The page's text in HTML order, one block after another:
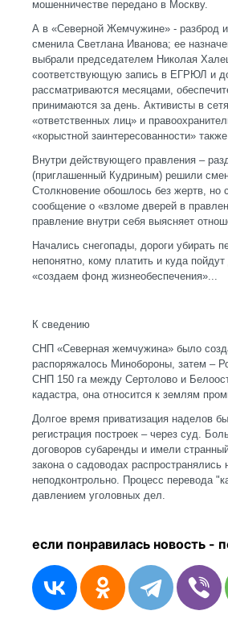
мошенничестве передано в Москву.
А в «Северной Жемчужине» - разброд
сменила Светлана Иванова; ее
выбрали председателем Николая
соответствующую запись в ЕГРЮЛ и
рассматриваются месяцами,
принимаются за день. Активисты в
«ответственных лиц» и
«корыстной заинтересованности»
Внутри действующего правления –
(приглашенный Кудриным) решили
Столкновение обошлось без жертв,
сообщение о «взломе дверей в
правление внутри себя выясняет
Начались снегопады, дороги убирать
непонятно, кому платить и куда
«создаем фонд жизнеобеспечения»...
К сведению
СНП «Северная жемчужина» было
распоряжалось Минобороны, затем –
СНП 150 га между Сертолово и
кадастра, она относится к землям
Долгое время приватизация наделов
регистрация построек – через суд.
договоров субаренды и имели
закона о садоводах
неподконтрольно. Процесс перевода
давлением уголовных дел.
если понравилась новость - п